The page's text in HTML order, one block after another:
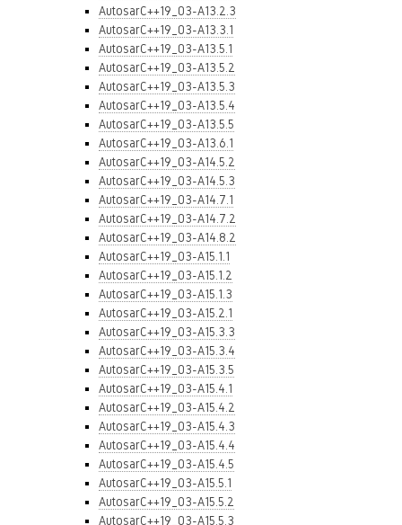
AutosarC++19_03-A13.2.3
AutosarC++19_03-A13.3.1
AutosarC++19_03-A13.5.1
AutosarC++19_03-A13.5.2
AutosarC++19_03-A13.5.3
AutosarC++19_03-A13.5.4
AutosarC++19_03-A13.5.5
AutosarC++19_03-A13.6.1
AutosarC++19_03-A14.5.2
AutosarC++19_03-A14.5.3
AutosarC++19_03-A14.7.1
AutosarC++19_03-A14.7.2
AutosarC++19_03-A14.8.2
AutosarC++19_03-A15.1.1
AutosarC++19_03-A15.1.2
AutosarC++19_03-A15.1.3
AutosarC++19_03-A15.2.1
AutosarC++19_03-A15.3.3
AutosarC++19_03-A15.3.4
AutosarC++19_03-A15.3.5
AutosarC++19_03-A15.4.1
AutosarC++19_03-A15.4.2
AutosarC++19_03-A15.4.3
AutosarC++19_03-A15.4.4
AutosarC++19_03-A15.4.5
AutosarC++19_03-A15.5.1
AutosarC++19_03-A15.5.2
AutosarC++19_03-A15.5.3